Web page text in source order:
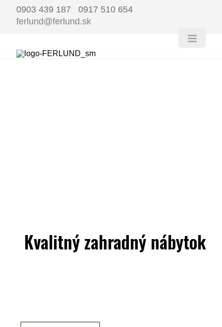
0903 439 187 0917 510 654
ferlund@ferlund.sk
Kvalitný zahradný nábytok